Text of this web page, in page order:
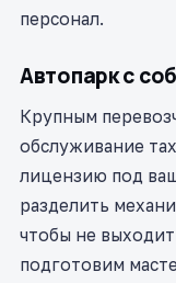
персонал.
Автопарк с
Крупным
обслуживание
лицензию под
разделить
чтобы не
подготовим